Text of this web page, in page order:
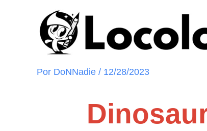
Por DoNNadie / 12/28/2023